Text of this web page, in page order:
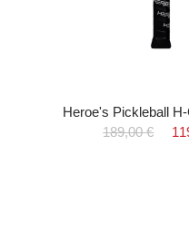
Heroe's Pickleball
189,00 €